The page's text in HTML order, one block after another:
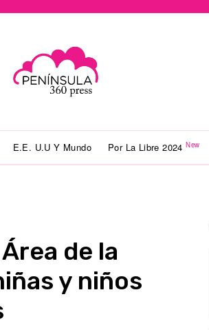
E.E. U.U Y Mundo Por La Libre 2024New
de la
y niños